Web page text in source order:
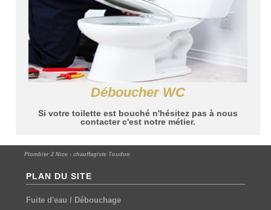
Déboucher WC
Si votre toilette est bouché n'hésitez pas à nous
contacter c'est notre métier.
Plombier 2 Nice › chauffagiste Toudon
PLAN DU SITE
Fuite d'eau / Débouchage